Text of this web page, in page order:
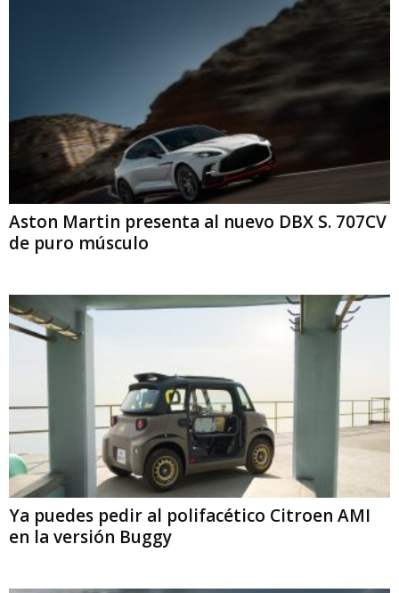
Aston Martin presenta al nuevo DBX S. 707CV
de puro músculo
Ya puedes pedir al polifacético Citroen AMI
en la versión Buggy